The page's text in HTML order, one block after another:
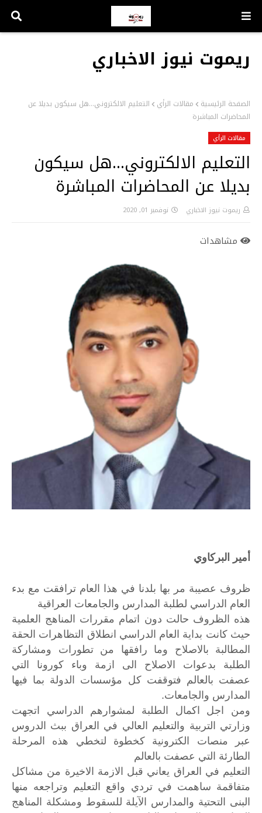
ريموت نيوز الاخباري
الصفحة الرئيسية مقالات الرأي
التعليم الالكتروني...هل سيكون بديلا عن
المحاضرات المباشرة
مقالات الرأي
التعليم الالكتروني...هل سيكون
بديلا عن المحاضرات المباشرة
ريموت نيوز الاخباري نوفمبر 01, 2020
مشاهدات
أمير البركاوي
ظروف عصيبة مر بها بلدنا في هذا العام ترافقت مع بدء
العام الدراسي لطلبة المدارس والجامعات العراقية
هذه الظروف حالت دون اتمام مقررات المناهج العلمية
حيث كانت بداية العام الدراسي انطلاق التظاهرات الحقة
المطالبة بالاصلاح وما رافقها من تطورات ومشاركة
الطلبة بدعوات الاصلاح الى ازمة وباء كورونا التي
عصفت بالعالم فتوقفت كل مؤسسات الدولة بما فيها
المدارس والجامعات.
ومن اجل اكمال الطلبة لمشوارهم الدراسي اتجهت
وزارتي التربية والتعليم العالي في العراق ببث الدروس
عبر منصات الكترونية كخطوة لتخطي هذه المرحلة
الطارئة التي عصفت بالعالم
التعليم في العراق يعاني قبل الازمة الاخيرة من مشاكل
متفاقمة ساهمت في تردي واقع التعليم وتراجعه منها
البنى التحتية والمدارس الآيلة للسقوط ومشكلة المناهج